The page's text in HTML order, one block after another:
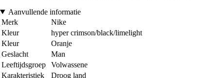
Aanvullende informatie
Merk
Nike
Kleur
hyper crimson/black/limelight
Kleur
Oranje
Geslacht
Man
Leeftijdsgroep
Volwassene
Karakteristiek
Droog land